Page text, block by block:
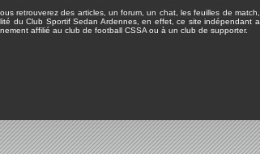
retrouverez des articles, un forum, un chat, les feuilles de match,
du Club Sportif Sedan Ardennes, en effet, ce site indépendant a
affilié au club de football CSSA ou à un club de supporter.